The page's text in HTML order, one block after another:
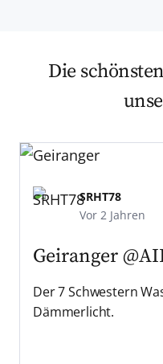
Die
SRHT78
Vor 2 Jahren
Geiranger
Der 7 Schwestern
Dämmerlicht.